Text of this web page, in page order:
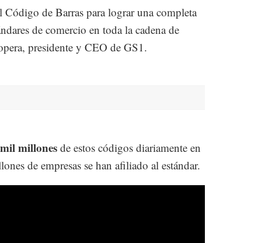
Código de Barras para lograr una completa
de comercio en toda la cadena de
presidente y CEO de GS1.
millones de estos códigos diariamente en
de empresas se han afiliado al estándar.